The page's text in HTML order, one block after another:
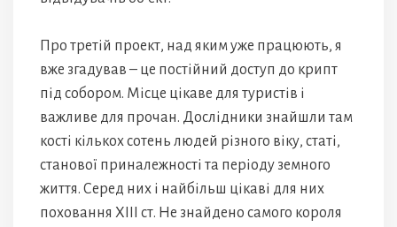
Про третій проект, над яким уже працюють, я
вже згадував – це постійний доступ до крипт
під собором. Місце цікаве для туристів і
важливе для прочан. Дослідники знайшли там
кості кількох сотень людей різного віку, статі,
станової приналежності та періоду земного
життя. Серед них і найбільш цікаві для них
поховання ХІІІ ст. Не знайдено самого короля